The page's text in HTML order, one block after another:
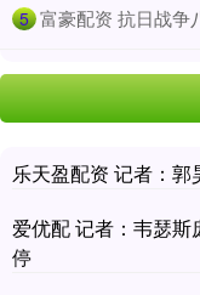
5 富豪配资 抗日战争
乐天盈配资 记者：
爱优配 记者：韦瑟斯
停